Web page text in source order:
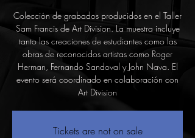
Colección de grabados producidos en el Taller
Sam Francis de Art Division. La muestra incluye
tanto las creaciones de estudiantes como las
obras de reconocidos artistas como Roger
Herman, Fernando Sandoval y John Nava. El
evento será coordinado en colaboración con
Art Division
Tickets are not on sale